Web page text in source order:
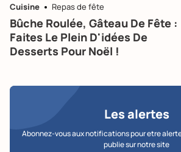
Cuisine Repas de fête
Bûche Roulée, Gâteau De Fête :
Faites Le Plein D'idées De
Desserts Pour Noël !
Les alertes
Abonnez-vous aux notifications pour etre
publie sur notre site